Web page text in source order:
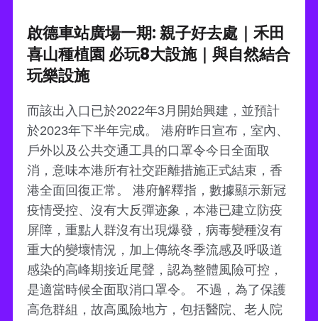
啟德車站廣場一期: 親子好去處｜禾田
喜山種植園 必玩8大設施｜與自然結合
玩樂設施
而該出入口已於2022年3月開始興建，並預計
於2023年下半年完成。 港府昨日宣布，室內、
戶外以及公共交通工具的口罩令今日全面取
消，意味本港所有社交距離措施正式結束，香
港全面回復正常。 港府解釋指，數據顯示新冠
疫情受控、沒有大反彈迹象，本港已建立防疫
屏障，重點人群沒有出現爆發，病毒變種沒有
重大的變壞情況，加上傳統冬季流感及呼吸道
感染的高峰期接近尾聲，認為整體風險可控，
是適當時候全面取消口罩令。 不過，為了保護
高危群組，故高風險地方，包括醫院、老人院